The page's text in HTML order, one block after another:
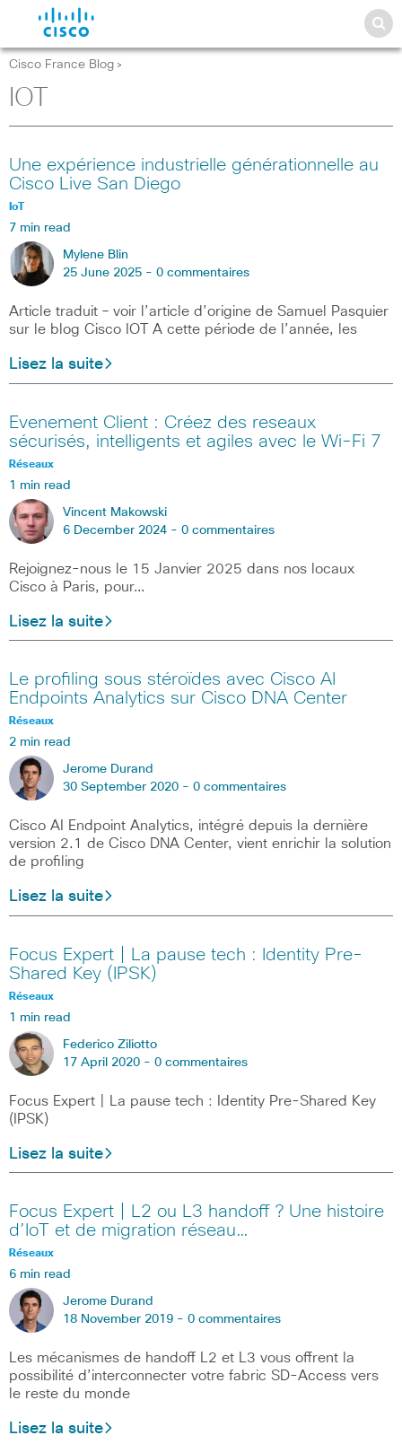
Cisco France Blog >
IOT
Une expérience industrielle générationnelle au
Cisco Live San Diego
IoT
7 min read
Mylene Blin
25 June 2025 - 0 commentaires
Article traduit – voir l’article d’origine de Samuel Pasquier
sur le blog Cisco IOT A cette période de l’année, les
Lisez la suite
Evenement Client : Créez des reseaux
sécurisés, intelligents et agiles avec le Wi-Fi 7
Réseaux
1 min read
Vincent Makowski
6 December 2024 - 0 commentaires
Rejoignez-nous le 15 Janvier 2025 dans nos locaux
Cisco à Paris, pour…
Lisez la suite
Le profiling sous stéroïdes avec Cisco AI
Endpoints Analytics sur Cisco DNA Center
Réseaux
2 min read
Jerome Durand
30 September 2020 - 0 commentaires
Cisco AI Endpoint Analytics, intégré depuis la dernière
version 2.1 de Cisco DNA Center, vient enrichir la solution
de profiling
Lisez la suite
Focus Expert | La pause tech : Identity Pre-
Shared Key (IPSK)
Réseaux
1 min read
Federico Ziliotto
17 April 2020 - 0 commentaires
Focus Expert | La pause tech : Identity Pre-Shared Key
(IPSK)
Lisez la suite
Focus Expert | L2 ou L3 handoff ? Une histoire
d’IoT et de migration réseau…
Réseaux
6 min read
Jerome Durand
18 November 2019 - 0 commentaires
Les mécanismes de handoff L2 et L3 vous offrent la
possibilité d’interconnecter votre fabric SD-Access vers
le reste du monde
Lisez la suite